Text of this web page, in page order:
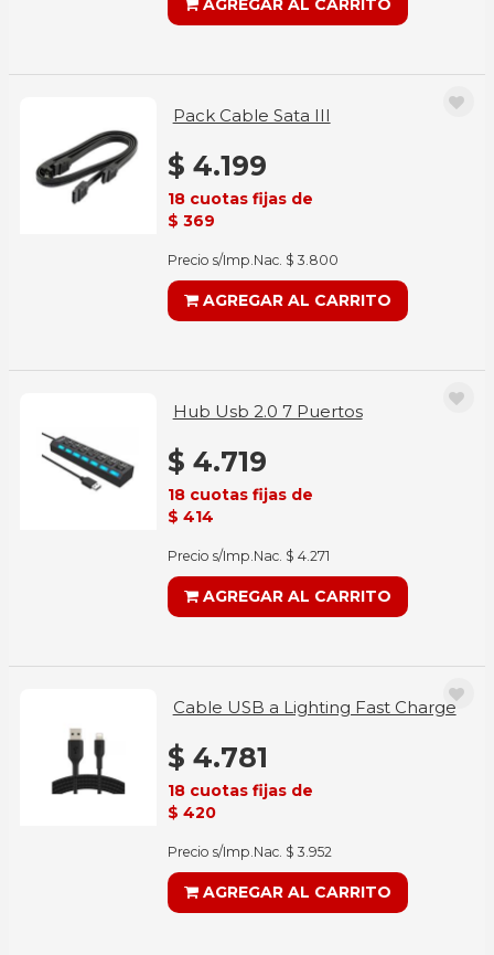
AGREGAR AL CARRITO
Pack Cable Sata III
$ 4.199
18 cuotas fijas de
$ 369
Precio s/Imp.Nac. $ 3.800
AGREGAR AL CARRITO
Hub Usb 2.0 7 Puertos
$ 4.719
18 cuotas fijas de
$ 414
Precio s/Imp.Nac. $ 4.271
AGREGAR AL CARRITO
Cable USB a Lighting Fast Charge
$ 4.781
18 cuotas fijas de
$ 420
Precio s/Imp.Nac. $ 3.952
AGREGAR AL CARRITO